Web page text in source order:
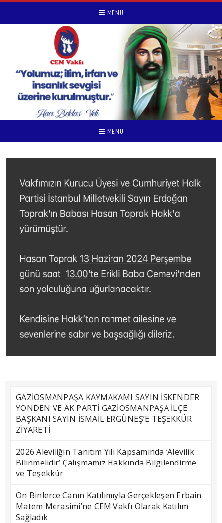
MENU
MENU
GAZİOSMANPAŞA KAYMAKAMI SAYIN İSKENDER
YÖNDEN VE AK PARTİ GAZİOSMANPAŞA İLÇE
BAŞKANI SAYIN İSMAİL ERGÜNEŞ’E TEŞEKKÜR
ZİYARETİ
2026 Aleviliğin Tanıtım Yılı Kapsamında ‘Alevilik
Bilinmelidir’ Çalışmamız Hakkında Bilgilendirme
ve Teşekkür
On Binlerce Canın Katılımıyla Gerçekleşen Erbain
Matem Merasimi’ne CEM Vakfı Olarak Katılım
Sağladık